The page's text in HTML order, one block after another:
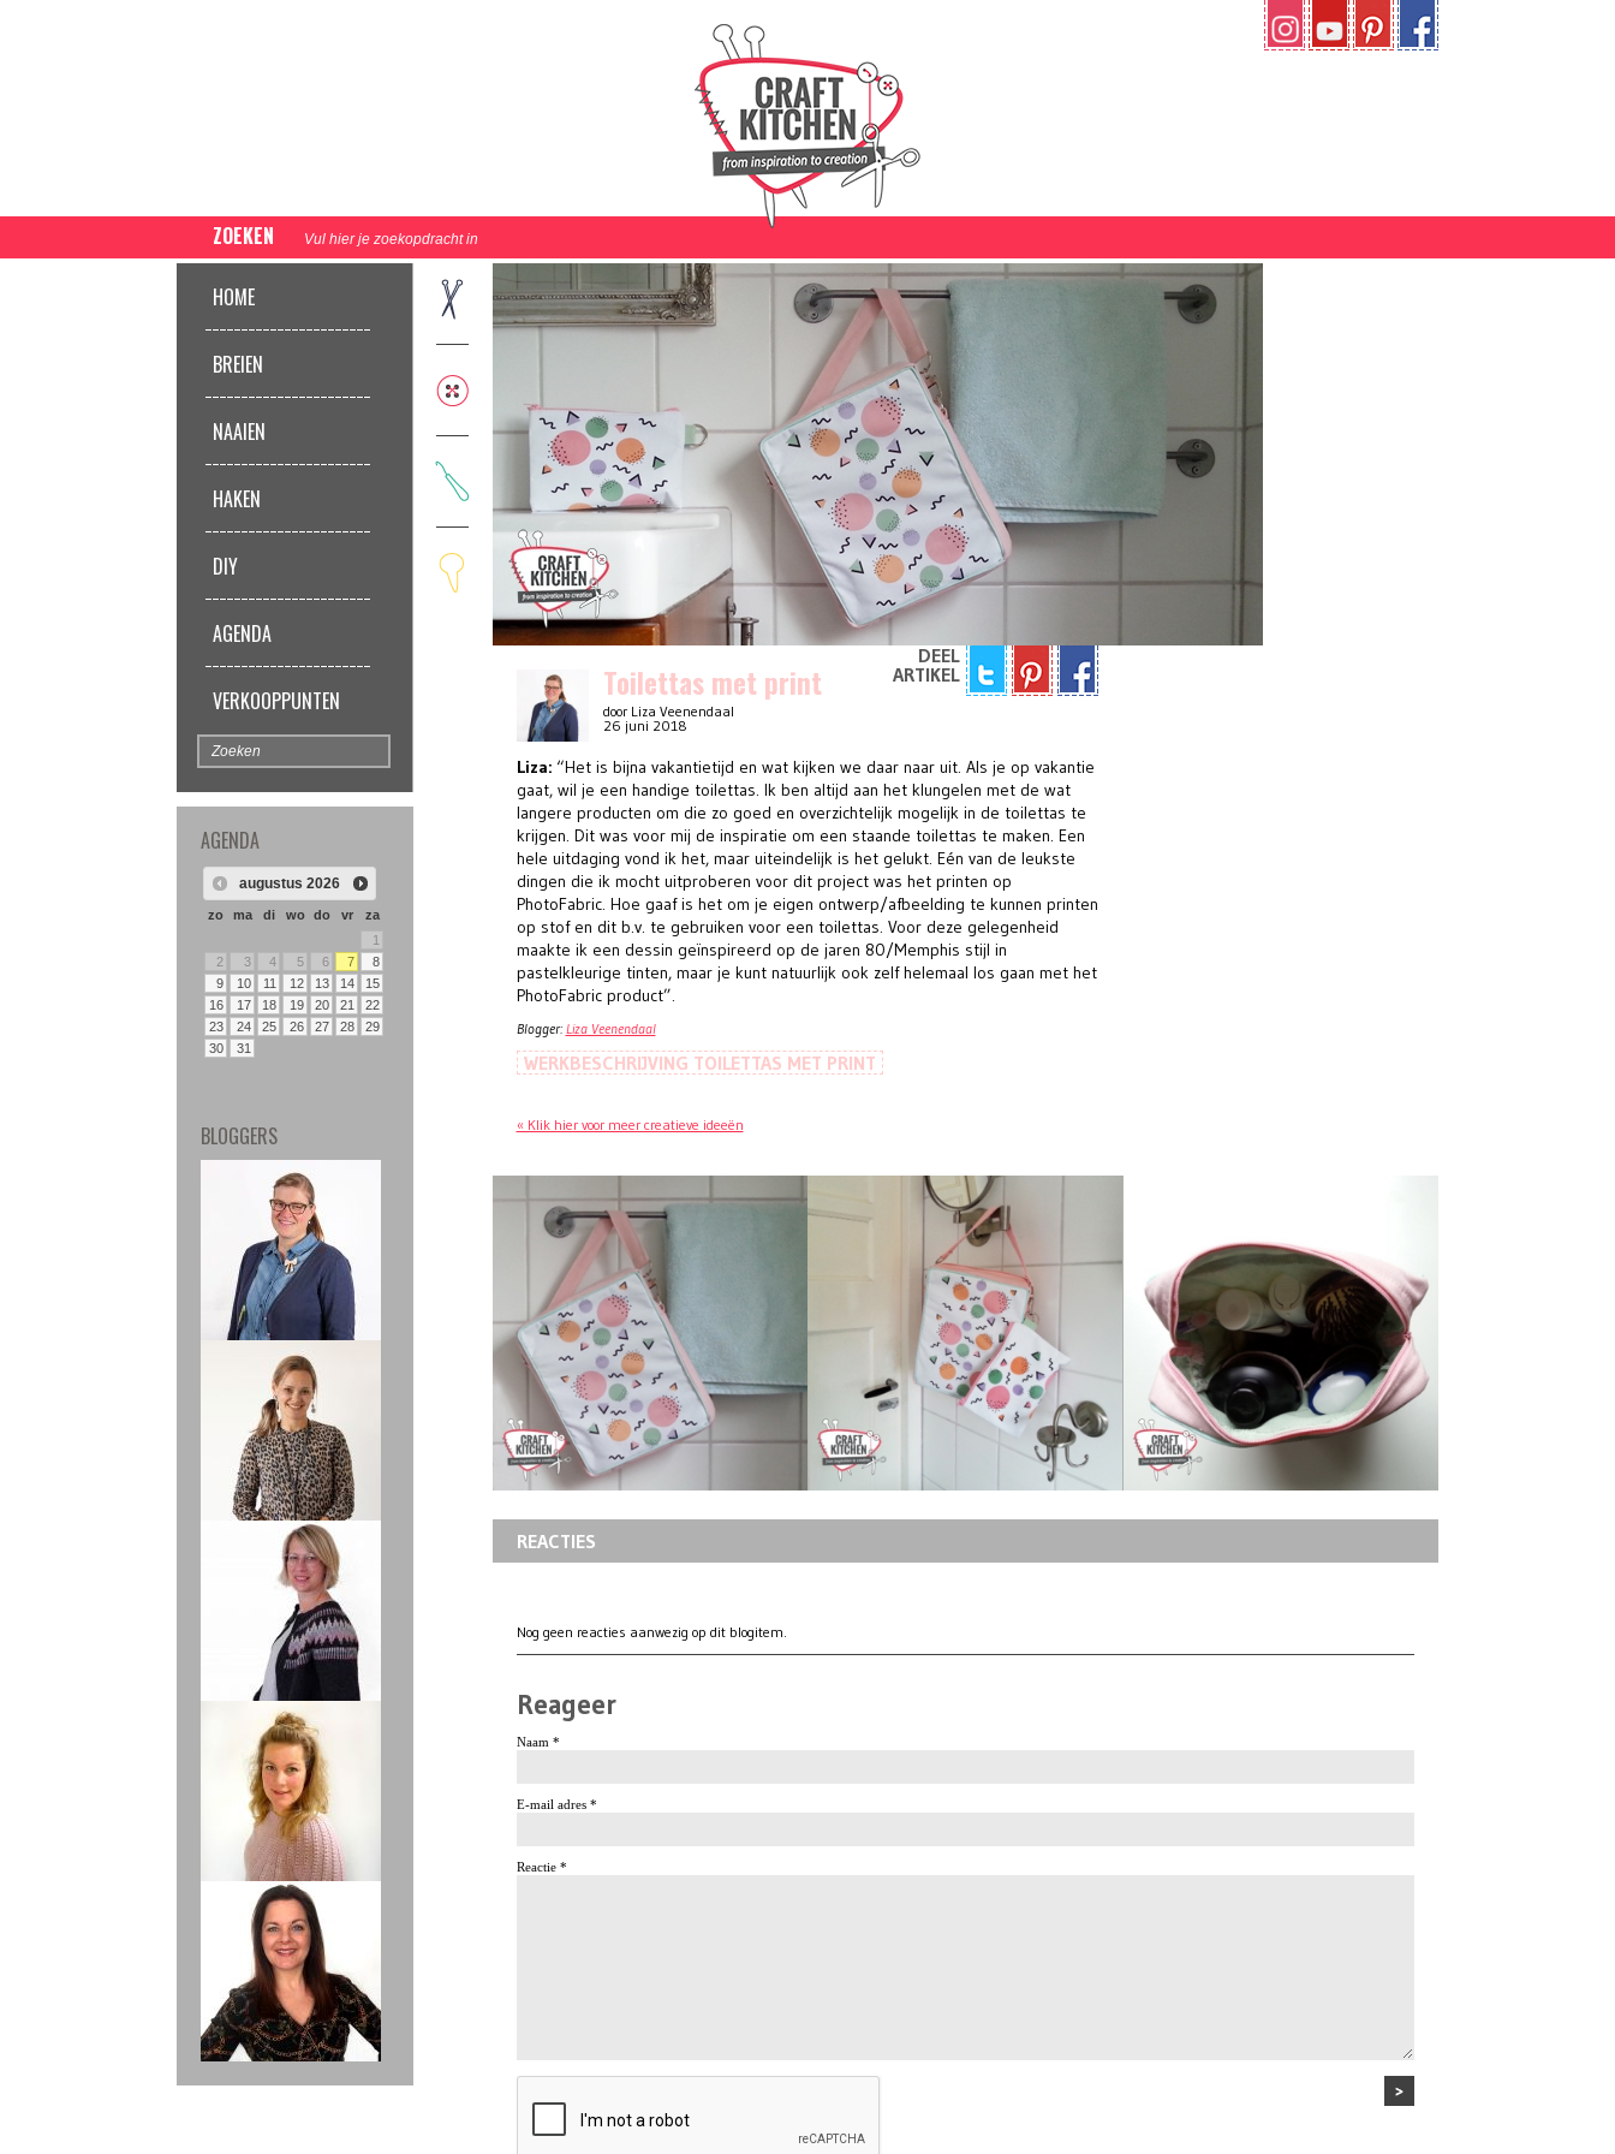
ZOEKEN
HOME
BREIEN
NAAIEN
HAKEN
DIY
AGENDA
VERKOOPPUNTEN
AGENDA
augustus 2026
zo ma di wo do vr
za
1
2
3 4 5 6 7
8
9
10 11 12 13 14
15
16
17 18 19 20 21
22
23
24 25 26 27 28
29
30
31
BLOGGERS
Toilettas met print
door Liza Veenendaal
26 juni 2018
DEEL
ARTIKEL
Liza:“Het is bijna vakantietijd en wat kijken we daar naar uit. Als je op vakantie
gaat, wil je een handige toilettas. Ik ben altijd aan het klungelen met de wat
langere producten om die zo goed en overzichtelijk mogelijk in de toilettas te
krijgen. Dit was voor mij de inspiratie om een staande toilettas te maken. Een
hele uitdaging vond ik het, maar uiteindelijk is het gelukt. Eén van de leukste
dingen die ik mocht uitproberen voor dit project was het printen op
PhotoFabric. Hoe gaaf is het om je eigen ontwerp/afbeelding te kunnen printen
op stof en dit b.v. te gebruiken voor een toilettas. Voor deze gelegenheid
maakte ik een dessin geïnspireerd op de jaren 80/Memphis stijl in
pastelkleurige tinten, maar je kunt natuurlijk ook zelf helemaal los gaan met het
PhotoFabric product”.
Blogger: Liza Veenendaal
WERKBESCHRIJVING TOILETTAS MET PRINT
« Klik hier voor meer creatieve ideeën
REACTIES
Nog geen reacties aanwezig op dit blogitem.
Reageer
Naam *
E-mail adres *
Reactie *